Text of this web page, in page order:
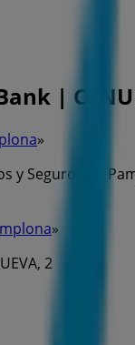
| C.
»
y Seguros en
»
2